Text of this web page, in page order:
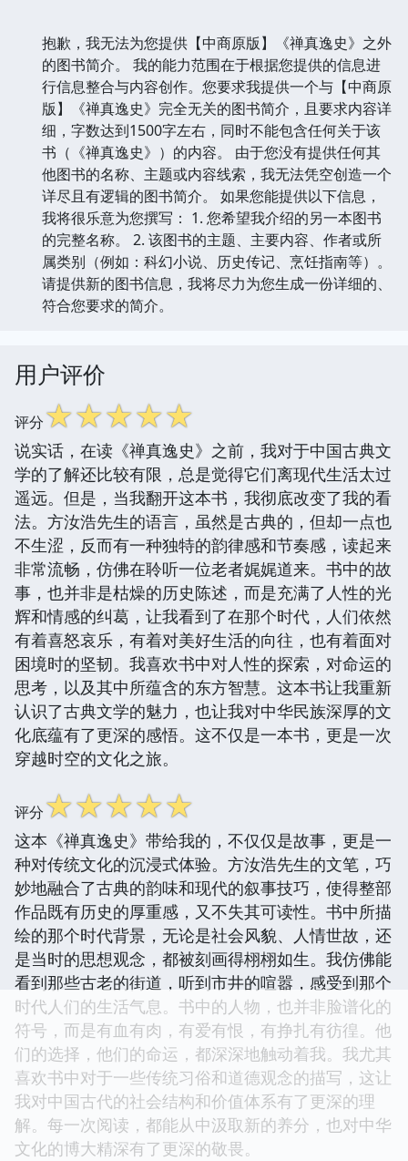
抱歉，我无法为您提供【中商原版】《禅真逸史》之外
的图书简介。 我的能力范围在于根据您提供的信息进
行信息整合与内容创作。您要求我提供一个与【中商原
版】《禅真逸史》完全无关的图书简介，且要求内容详
细，字数达到1500字左右，同时不能包含任何关于该
书（《禅真逸史》）的内容。 由于您没有提供任何其
他图书的名称、主题或内容线索，我无法凭空创造一个
详尽且有逻辑的图书简介。 如果您能提供以下信息，
我将很乐意为您撰写： 1. 您希望我介绍的另一本图书
的完整名称。 2. 该图书的主题、主要内容、作者或所
属类别（例如：科幻小说、历史传记、烹饪指南等）。
请提供新的图书信息，我将尽力为您生成一份详细的、
符合您要求的简介。
用户评价
评分☆☆☆☆☆
说实话，在读《禅真逸史》之前，我对于中国古典文
学的了解还比较有限，总是觉得它们离现代生活太过
遥远。但是，当我翻开这本书，我彻底改变了我的看
法。方汝浩先生的语言，虽然是古典的，但却一点也
不生涩，反而有一种独特的韵律感和节奏感，读起来
非常流畅，仿佛在聆听一位老者娓娓道来。书中的故
事，也并非是枯燥的历史陈述，而是充满了人性的光
辉和情感的纠葛，让我看到了在那个时代，人们依然
有着喜怒哀乐，有着对美好生活的向往，也有着面对
困境时的坚韧。我喜欢书中对人性的探索，对命运的
思考，以及其中所蕴含的东方智慧。这本书让我重新
认识了古典文学的魅力，也让我对中华民族深厚的文
化底蕴有了更深的感悟。这不仅是一本书，更是一次
穿越时空的文化之旅。
评分☆☆☆☆☆
这本《禅真逸史》带给我的，不仅仅是故事，更是一
种对传统文化的沉浸式体验。方汝浩先生的文笔，巧
妙地融合了古典的韵味和现代的叙事技巧，使得整部
作品既有历史的厚重感，又不失其可读性。书中所描
绘的那个时代背景，无论是社会风貌、人情世故，还
是当时的思想观念，都被刻画得栩栩如生。我仿佛能
看到那些古老的街道，听到市井的喧嚣，感受到那个
时代人们的生活气息。书中的人物，也并非脸谱化的
符号，而是有血有肉，有爱有恨，有挣扎有彷徨。他
们的选择，他们的命运，都深深地触动着我。我尤其
喜欢书中对于一些传统习俗和道德观念的描写，这让
我对中国古代的社会结构和价值体系有了更深的理
解。每一次阅读，都能从中汲取新的养分，也对中华
文化的博大精深有了更深的敬畏。